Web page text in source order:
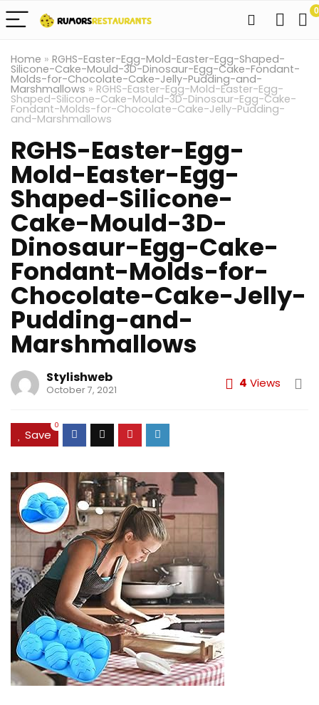
0
Home » RGHS-Easter-Egg-Mold-Easter-Egg-Shaped-
Silicone-Cake-Mould-3D-Dinosaur-Egg-Cake-Fondant-
Molds-for-Chocolate-Cake-Jelly-Pudding-and-
Marshmallows » RGHS-Easter-Egg-Mold-Easter-Egg-
Shaped-Silicone-Cake-Mould-3D-Dinosaur-Egg-Cake-
Fondant-Molds-for-Chocolate-Cake-Jelly-Pudding-
and-Marshmallows
RGHS-Easter-Egg-
Mold-Easter-Egg-
Shaped-Silicone-
Cake-Mould-3D-
Dinosaur-Egg-Cake-
Fondant-Molds-for-
Chocolate-Cake-Jelly-
Pudding-and-
Marshmallows
Stylishweb
October 7, 2021 4 Views
Save
0